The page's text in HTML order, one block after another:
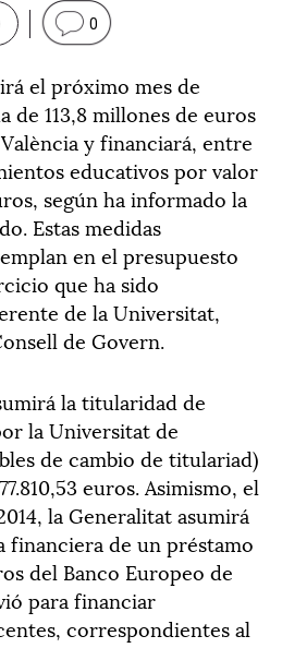
0
el próximo mes de
de 113,8 millones de euros
y financiará, entre
educativos por valor
según ha informado la
Estas medidas
en el presupuesto
que ha sido
de la Universitat,
de Govern.
la titularidad de
la Universitat de
de cambio de titulariad)
euros. Asimismo, el
la Generalitat asumirá
financiera de un préstamo
del Banco Europeo de
para financiar
correspondientes al